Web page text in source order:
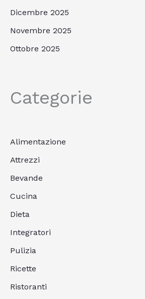
Dicembre 2025
Novembre 2025
Ottobre 2025
Categorie
Alimentazione
Attrezzi
Bevande
Cucina
Dieta
Integratori
Pulizia
Ricette
Ristoranti